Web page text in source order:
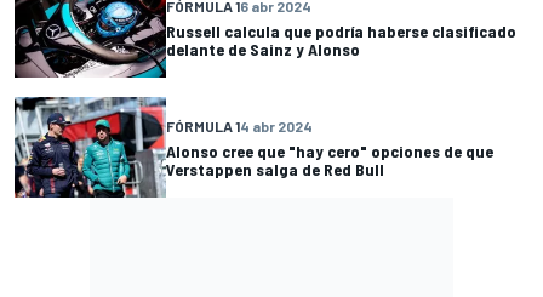
FÓRMULA 16 abr 2024
Russell calcula que podría haberse clasificado
delante de Sainz y Alonso
FÓRMULA 14 abr 2024
Alonso cree que "hay cero" opciones de que
Verstappen salga de Red Bull